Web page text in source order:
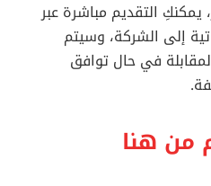
يمكنكِ التقديم مباشرة عبر
إلى الشركة، وسيتم
في حال توافق
من هنا